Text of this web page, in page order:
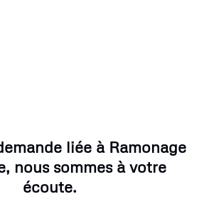
liée à Ramonage
nous sommes à votre
écoute.